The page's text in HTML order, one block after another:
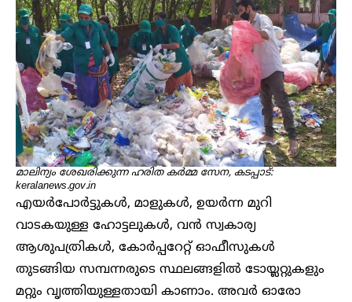
മാലിന്യം ശേഖരിക്കുന്ന ഹരിത കർമ്മ സേന, കടപ്പാട്:
keralanews.gov.in
എയർപോർട്ടുകൾ, മാളുകൾ, ഉയർന്ന മുറി
വാടകയുള്ള ഹോട്ടലുകൾ, വൻ സ്വകാര്യ
ആശുപത്രികൾ, കോർപ്പറേറ്റ് ഓഫീസുകൾ
തുടങ്ങിയ സമ്പന്നരുടെ സ്ഥലങ്ങളിൽ ടോയ്ലറ്റുകളും
മറ്റും വൃത്തിയുള്ളതായി കാണാം. അവർ ഓരോ